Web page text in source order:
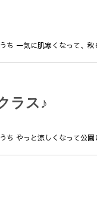
一気に肌寒くなって、秋
ラス♪
やっと涼しくなって公